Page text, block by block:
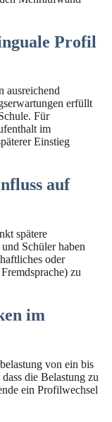
Profil
ausreichend
erfüllt
Für
im
Einstieg
auf
spätere
Schüler haben
oder
zu
im
von ein bis
die Belastung zu
ein Profilwechsel